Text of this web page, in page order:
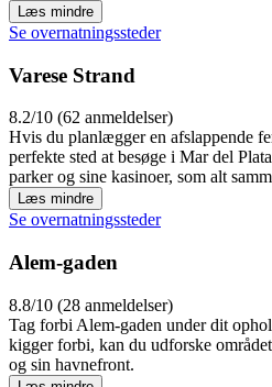
Læs mindre
Se overnatningssteder
Varese Strand
8.2/10 (62 anmeldelser)
Hvis du planlægger en afslappende
perfekte sted at besøge i Mar del
parker og sine kasinoer, som alt
Læs mindre
Se overnatningssteder
Alem-gaden
8.8/10 (28 anmeldelser)
Tag forbi Alem-gaden under dit
kigger forbi, kan du udforske
og sin havnefront.